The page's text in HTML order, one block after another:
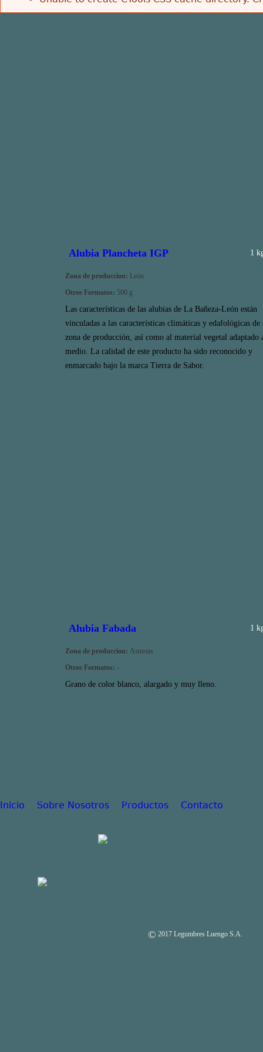
Alubia Plancheta IGP 1
Zona de produccion: León
Otros Formatos: 500 g
Las características de las alubias de La Bañeza-León están
vinculadas a las características climáticas y edafológicas de
zona de producción, así como al material vegetal adaptado
medio. La calidad de este producto ha sido reconocido y
enmarcado bajo la marca Tierra de Sabor.
Alubia Fabada 1
Zona de produccion: Asturias
Otros Formatos: -
Grano de color blanco, alargado y muy lleno.
‹ anterior siguiente ›
Inicio Sobre Nosotros Productos Contacto
© 2017 Legumbres Luengo S.A.